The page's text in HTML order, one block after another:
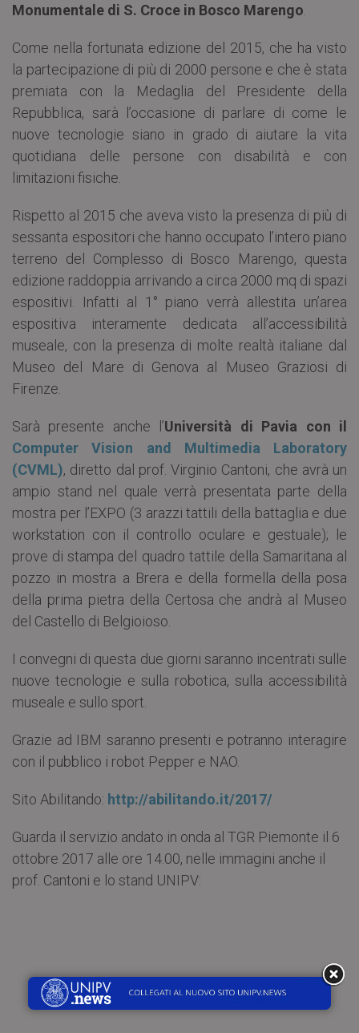
Monumentale di S. Croce in Bosco Marengo
Come nella fortunata edizione del 2015, che ha visto
la partecipazione di più di 2000 persone e che è stata
premiata con la Medaglia del Presidente della
Repubblica, sarà l’occasione di parlare di come le
nuove tecnologie siano in grado di aiutare la vita
quotidiana delle persone con disabilità e con
limitazioni fisiche.
Rispetto al 2015 che aveva visto la presenza di più di
sessanta espositori che hanno occupato l’intero piano
terreno del Complesso di Bosco Marengo, questa
edizione raddoppia arrivando a circa 2000 mq di spazi
espositivi. Infatti al 1° piano verrà allestita un’area
espositiva interamente dedicata all’accessibilità
museale, con la presenza di molte realtà italiane dal
Museo del Mare di Genova al Museo Graziosi di
Firenze.
Sarà presente anche l’Università di Pavia con il
Computer Vision and Multimedia Laboratory
(CVML), diretto dal prof. Virginio Cantoni, che avrà un
ampio stand nel quale verrà presentata parte della
mostra per l’EXPO (3 arazzi tattili della battaglia e due
workstation con il controllo oculare e gestuale); le
prove di stampa del quadro tattile della Samaritana al
pozzo in mostra a Brera e della formella della posa
della prima pietra della Certosa che andrà al Museo
del Castello di Belgioioso.
I convegni di questa due giorni saranno incentrati sulle
nuove tecnologie e sulla robotica, sulla accessibilità
museale e sullo sport.
Grazie ad IBM saranno presenti e potranno interagire
con il pubblico i robot Pepper e NAO.
Sito Abilitando: http://abilitando.it/2017/
Guarda il servizio andato in onda al TGR Piemonte il 6
ottobre 2017 alle ore 14.00, nelle immagini anche il
prof. Cantoni e lo stand UNIPV: